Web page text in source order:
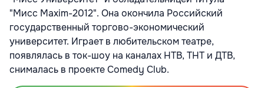
"Мисс Maxim-2012". Она окончила Российский
государственный торгово-экономический
университет. Играет в любительском театре,
появлялась в ток-шоу на каналах НТВ, ТНТ и ДТВ,
снималась в проекте Comedy Club.